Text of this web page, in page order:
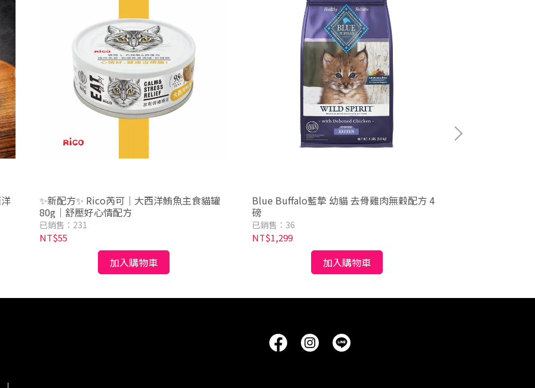
✨新配方✨ Rico芮可｜大西洋鮪魚主食貓罐
80g｜舒壓好心情配方
已銷售：231
NT$55
加入購物車
Blue Buffalo藍摯 幼貓 去骨雞肉無穀配方 4
磅
已銷售：36
NT$1,299
加入購物車